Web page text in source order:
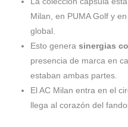
Milan, en PUMA Golf y
global.
Esto generasinergias
presencia de marca en
estaban ambas partes.
El AC Milan entra en el
llega al corazón del